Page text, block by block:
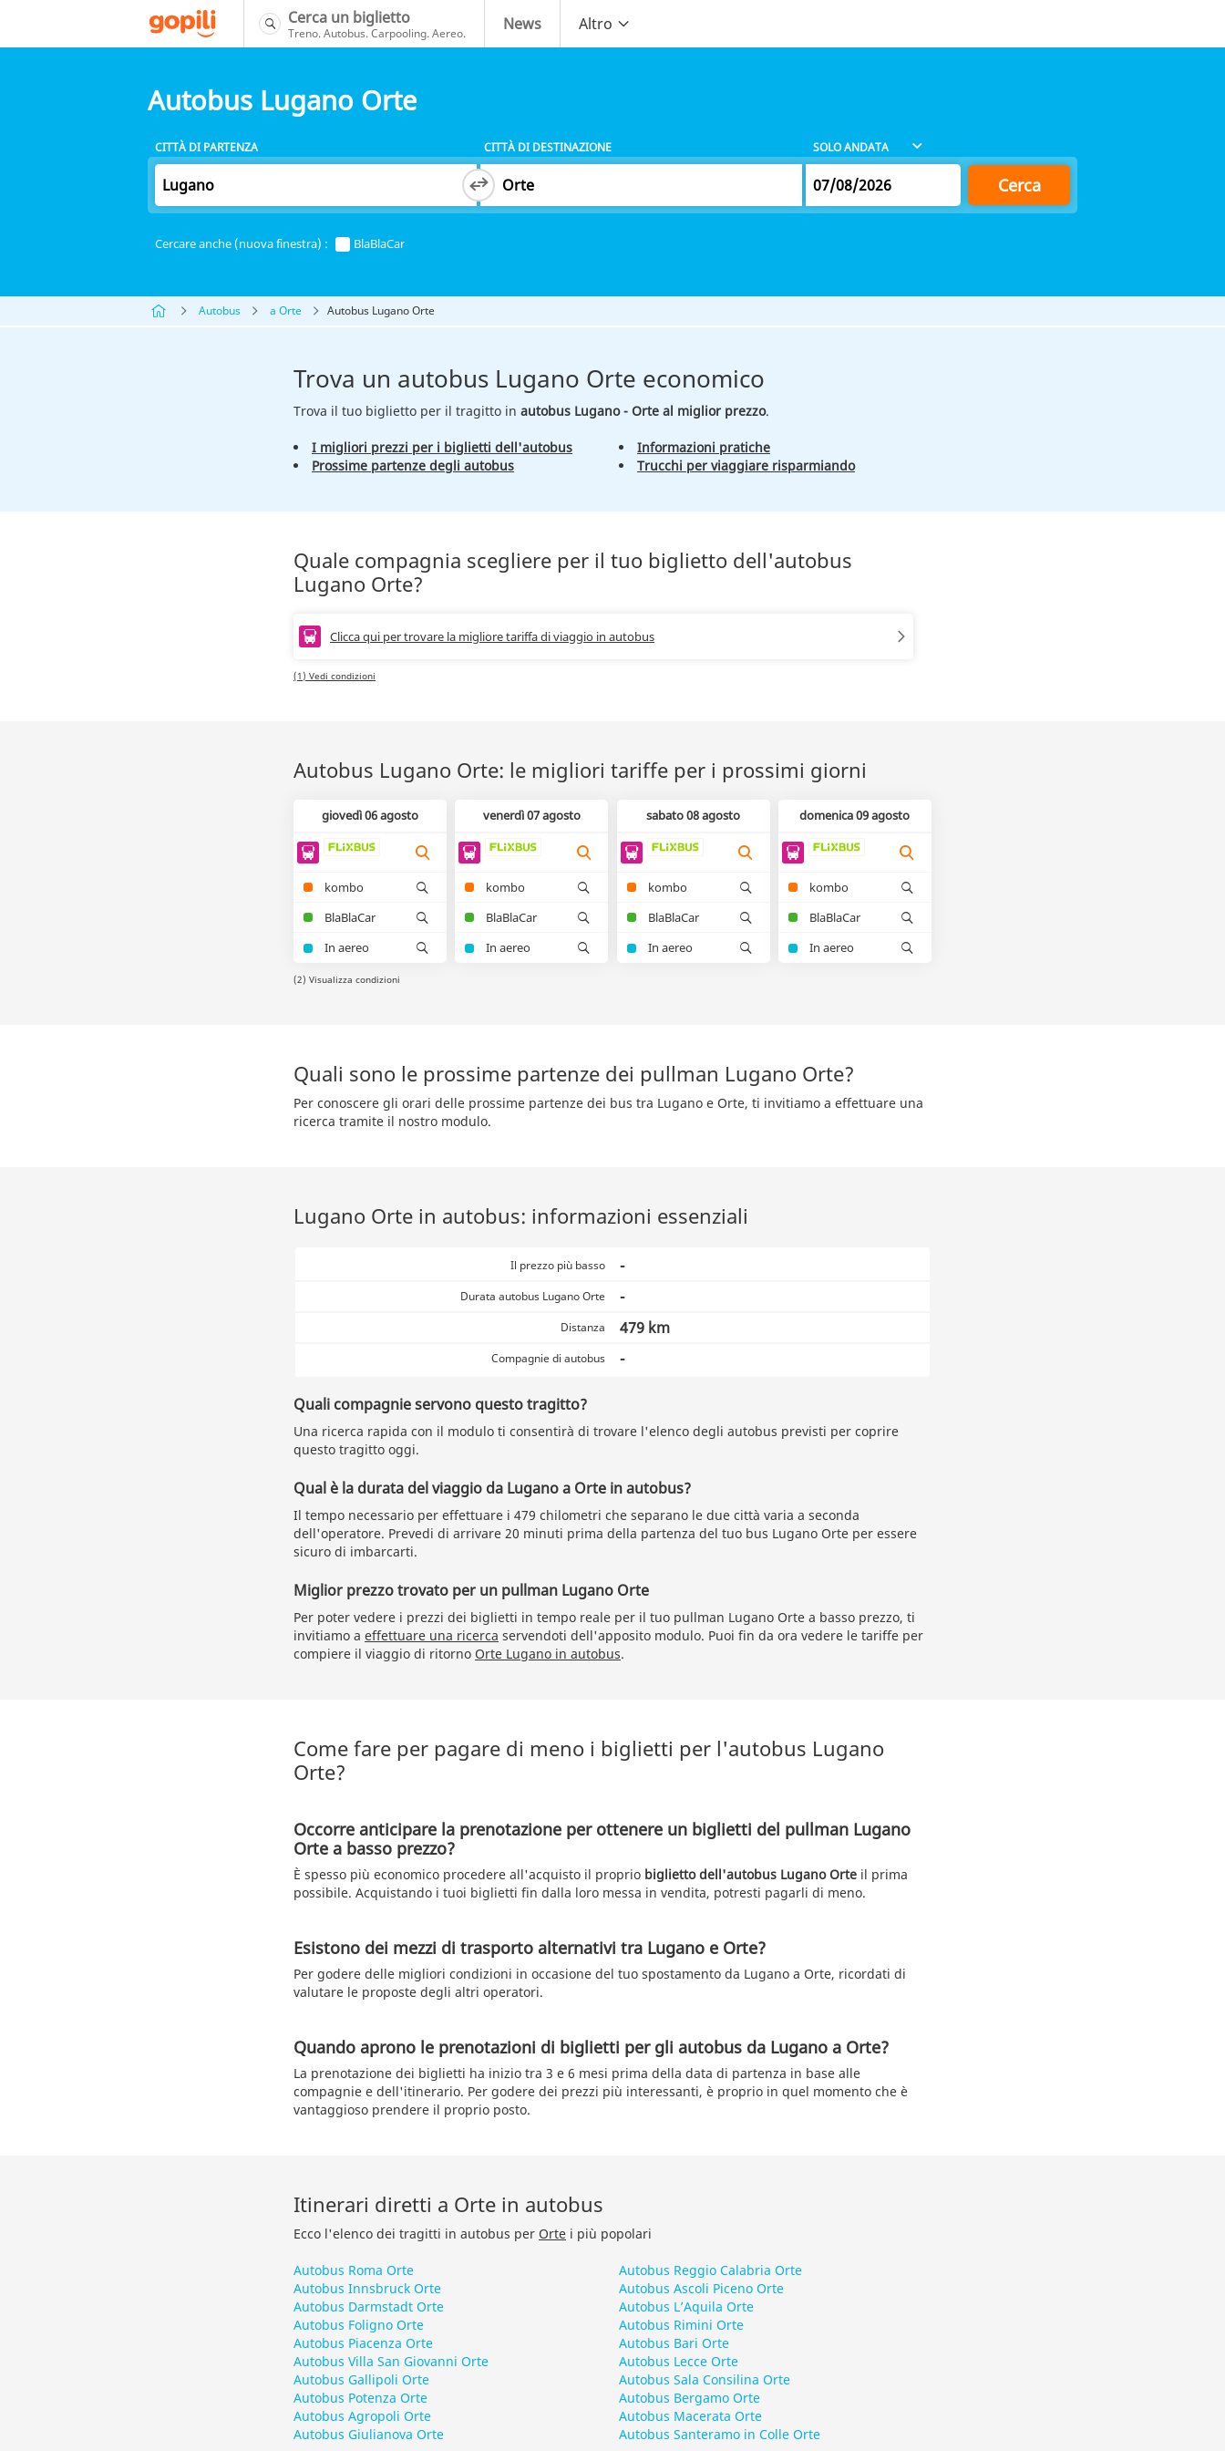
Cerca un biglietto
Treno. Autobus. Carpooling. Aereo. News Altro
Autobus Lugano Orte
CITTÀ DI PARTENZA CITTÀ DI DESTINAZIONE
Cerca
Cercare anche (nuova finestra) : BlaBlaCar
Autobus a Orte Autobus Lugano Orte
Trova un autobus Lugano Orte economico
Trova il tuo biglietto per il tragitto in autobus Lugano - Orte al miglior prezzo.
I migliori prezzi per i biglietti dell'autobus
Prossime partenze degli autobus
Informazioni pratiche
Trucchi per viaggiare risparmiando
Quale compagnia scegliere per il tuo biglietto dell'autobus
Lugano Orte?
Clicca qui per trovare la migliore tariffa di viaggio in autobus
(1) Vedi condizioni
Autobus Lugano Orte: le migliori tariffe per i prossimi giorni
giovedì 06 agosto
kombo
BlaBlaCar
In aereo
venerdì 07 agosto
kombo
BlaBlaCar
In aereo
sabato 08 agosto
kombo
BlaBlaCar
In aereo
domenica 09 agosto
kombo
BlaBlaCar
In aereo
(2) Visualizza condizioni
Quali sono le prossime partenze dei pullman Lugano Orte?
Per conoscere gli orari delle prossime partenze dei bus tra Lugano e Orte, ti invitiamo a effettuare una
ricerca tramite il nostro modulo.
Lugano Orte in autobus: informazioni essenziali
Il prezzo più basso -
Durata autobus Lugano Orte -
Distanza 479 km
Compagnie di autobus -
Quali compagnie servono questo tragitto?
Una ricerca rapida con il modulo ti consentirà di trovare l'elenco degli autobus previsti per coprire
questo tragitto oggi.
Qual è la durata del viaggio da Lugano a Orte in autobus?
Il tempo necessario per effettuare i 479 chilometri che separano le due città varia a seconda
dell'operatore. Prevedi di arrivare 20 minuti prima della partenza del tuo bus Lugano Orte per essere
sicuro di imbarcarti.
Miglior prezzo trovato per un pullman Lugano Orte
Per poter vedere i prezzi dei biglietti in tempo reale per il tuo pullman Lugano Orte a basso prezzo, ti
invitiamo a effettuare una ricerca servendoti dell'apposito modulo. Puoi fin da ora vedere le tariffe per
compiere il viaggio di ritorno Orte Lugano in autobus.
Come fare per pagare di meno i biglietti per l'autobus Lugano
Orte?
Occorre anticipare la prenotazione per ottenere un biglietti del pullman Lugano
Orte a basso prezzo?
È spesso più economico procedere all'acquisto il proprio biglietto dell'autobus Lugano Orte il prima
possibile. Acquistando i tuoi biglietti fin dalla loro messa in vendita, potresti pagarli di meno.
Esistono dei mezzi di trasporto alternativi tra Lugano e Orte?
Per godere delle migliori condizioni in occasione del tuo spostamento da Lugano a Orte, ricordati di
valutare le proposte degli altri operatori.
Quando aprono le prenotazioni di biglietti per gli autobus da Lugano a Orte?
La prenotazione dei biglietti ha inizio tra 3 e 6 mesi prima della data di partenza in base alle
compagnie e dell'itinerario. Per godere dei prezzi più interessanti, è proprio in quel momento che è
vantaggioso prendere il proprio posto.
Itinerari diretti a Orte in autobus
Ecco l'elenco dei tragitti in autobus per Orte i più popolari
Autobus Roma Orte
Autobus Innsbruck Orte
Autobus Darmstadt Orte
Autobus Foligno Orte
Autobus Piacenza Orte
Autobus Villa San Giovanni Orte
Autobus Gallipoli Orte
Autobus Potenza Orte
Autobus Agropoli Orte
Autobus Giulianova Orte
Autobus Reggio Calabria Orte
Autobus Ascoli Piceno Orte
Autobus L’Aquila Orte
Autobus Rimini Orte
Autobus Bari Orte
Autobus Lecce Orte
Autobus Sala Consilina Orte
Autobus Bergamo Orte
Autobus Macerata Orte
Autobus Santeramo in Colle Orte